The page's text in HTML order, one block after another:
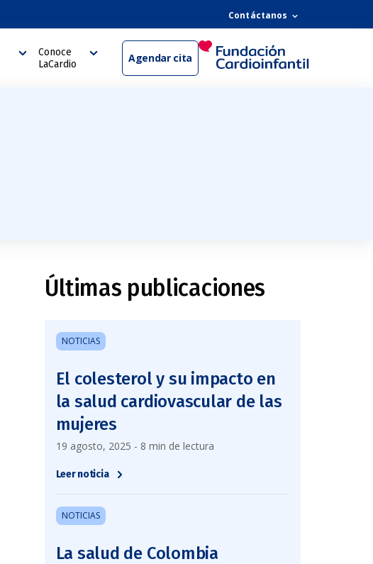
Contáctanos
Conoce
LaCardio
Agendar cita
Últimas publicaciones
NOTICIAS
El colesterol y su impacto en
la salud cardiovascular de las
mujeres
19 agosto, 2025 - 8 min de lectura
Leer noticia
NOTICIAS
La salud de Colombia